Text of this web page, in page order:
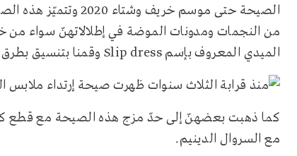
الصيحة حتى موسم
من النجمات ومدونات الموضة في إطلالاتهنّ سواء من
الميدي المعروف بإسم Slip dress وقمنا بتنسيق بطرق مختلفة عصرية.
كما ذهبت بعضهنّ إلى حدّ مزج هذه الصيحة مع قطع
مع السروال الدينيم.